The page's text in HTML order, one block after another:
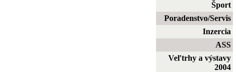
Šport
Poradenstvo/Servis
Inzercia
ASS
Veľtrhy a výstavy
2004